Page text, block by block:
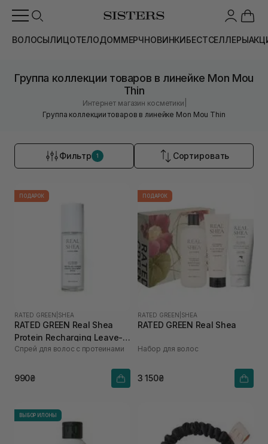
ВОЛОСЫЛИЦОТЕЛОДОММЕРЧНОВИНКИБЕСТСЕЛЛЕРЫ
Группа коллекции товаров в линейке Mon Mou
Thin
Интернет магазин косметики
Группа коллекции товаров в линейке Mon Mou Thin
Фильтр 1 Сортировать
ПОДАРОК
RATED GREEN SHEA
RATED GREEN Real Shea
Protein Recharging Leave-in
Treatment Spray для
волосся 80 мл
Спрей для волос с протеинами
990₴
ПОДАРОК
RATED GREEN SHEA
RATED GREEN Real Shea
Набор для волос
3 150₴
ВЫБОР ИЛОНЫ